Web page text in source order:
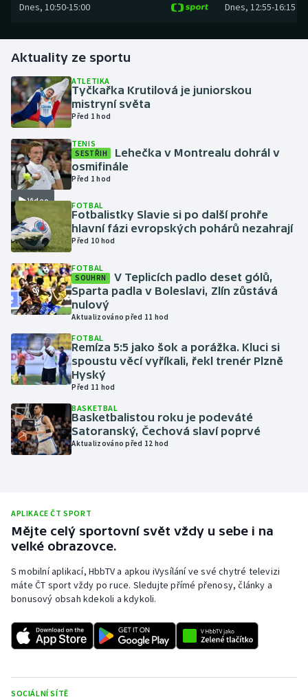
Futsal
Gymnastika
Házená
Jezdectví
Judo
Krasobruslení
Lezení
Lyže a snowboard
Moderní pětiboj
Motorsport
Olympijské hry
Parasport
Plavání
Ragby
Rychlobruslení
Rychlostní kanoistika
Short track
Sportovní střelba
Stolní tenis
Dnes, 10:50-15:00 Dnes, 12:55-16:15
Aktuality ze sportu
ATLETIKA
Tyčkařka Krutilová je juniorskou
mistryní světa
Před 1 hod
Video
TENIS
SESTŘIH
Lehečka v Montrealu dohrál v
osmifinále
Před 1 hod
FOTBAL
Fotbalistky Slavie si po další prohře
hlavní fázi evropských pohárů nezahrají
Před 10 hod
FOTBAL
SOUHRN
V Teplicích padlo deset gólů,
Sparta padla v Boleslavi, Zlín zůstává
nulový
Aktualizováno před 11 hod
FOTBAL
Remíza 5:5 jako šok a porážka. Kluci si
spoustu věcí vyříkali, řekl trenér Plzně
Hyský
Před 11 hod
BASKETBAL
Basketbalistou roku je podeváté
Satoranský, Čechová slaví poprvé
Aktualizováno před 12 hod
APLIKACE ČT SPORT
Mějte celý sportovní svět vždy u sebe i na
velké obrazovce.
S mobilní aplikací, HbbTV a apkou iVysílání ve své chytré televizi
máte ČT sport vždy po ruce. Sledujte přímé přenosy, články a
bonusový obsah kdekoli a kdykoli.
SOCIÁLNÍ SÍTĚ